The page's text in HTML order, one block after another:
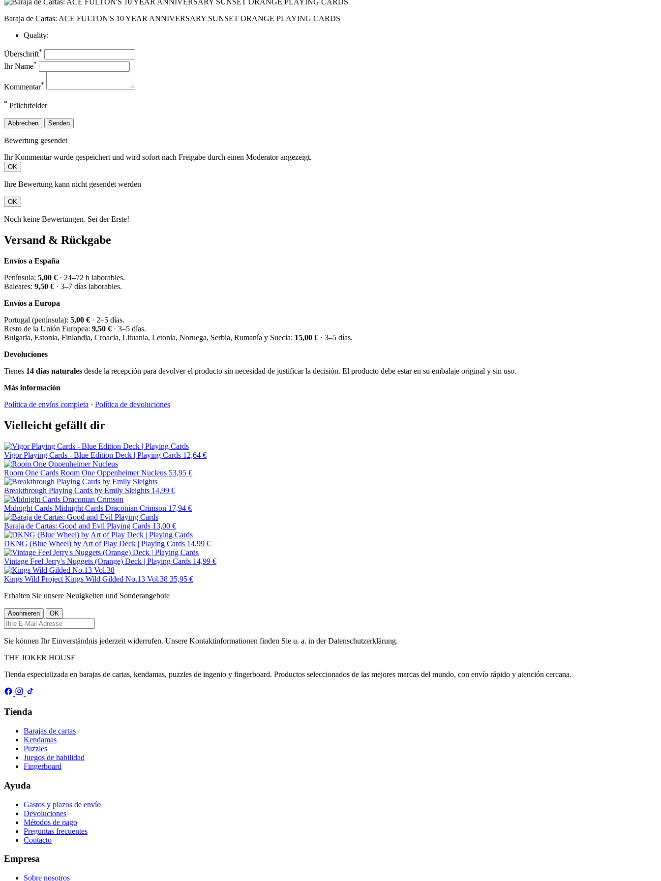
Baraja de Cartas: ACE FULTON'S 10 YEAR ANNIVERSARY SUNSET ORANGE PLAYING CARDS
Quality:
Überschrift*
Ihr Name*
Kommentar*
* Pflichtfelder
Abbrechen Senden
Bewertung gesendet
Ihr Kommentar wurde gespeichert und wird sofort nach Freigabe durch einen Moderator angezeigt.
OK
Ihre Bewertung kann nicht gesendet werden
OK
Noch keine Bewertungen. Sei der Erste!
Versand & Rückgabe
Envíos a España
Península: 5,00 € · 24–72 h laborables.
Baleares: 9,50 € · 3–7 días laborables.
Envíos a Europa
Portugal (península): 5,00 € · 2–5 días.
Resto de la Unión Europea: 9,50 € · 3–5 días.
Bulgaria, Estonia, Finlandia, Croacia, Lituania, Letonia, Noruega, Serbia, Rumanía y Suecia: 15,00 € · 3–5 días.
Devoluciones
Tienes 14 días naturales desde la recepción para devolver el producto sin necesidad de justificar la decisión. El producto debe estar en su embalaje original y sin uso.
Más información
Política de envíos completa · Política de devoluciones
Vielleicht gefällt dir
Vigor Playing Cards - Blue Edition Deck | Playing Cards 12,64 €
Room One Cards Room One Oppenheimer Nucleus 53,95 €
Breakthrough Playing Cards by Emily Sleights 14,99 €
Midnight Cards Midnight Cards Draconian Crimson 17,94 €
Baraja de Cartas: Good and Evil Playing Cards 13,00 €
DKNG (Blue Wheel) by Art of Play Deck | Playing Cards 14,99 €
Vintage Feel Jerry's Nuggets (Orange) Deck | Playing Cards 14,99 €
Kings Wild Project Kings Wild Gilded No.13 Vol.38 35,95 €
Erhalten Sie unsere Neuigkeiten und Sonderangebote
Sie können Ihr Einverständnis jederzeit widerrufen. Unsere Kontaktinformationen finden Sie u. a. in der Datenschutzerklärung.
THE JOKER HOUSE
Tienda especializada en barajas de cartas, kendamas, puzzles de ingenio y fingerboard. Productos seleccionados de las mejores marcas del mundo, con envío rápido y atención cercana.
Tienda
Barajas de cartas
Kendamas
Puzzles
Juegos de habilidad
Fingerboard
Ayuda
Gastos y plazos de envío
Devoluciones
Métodos de pago
Preguntas frecuentes
Contacto
Empresa
Sobre nosotros